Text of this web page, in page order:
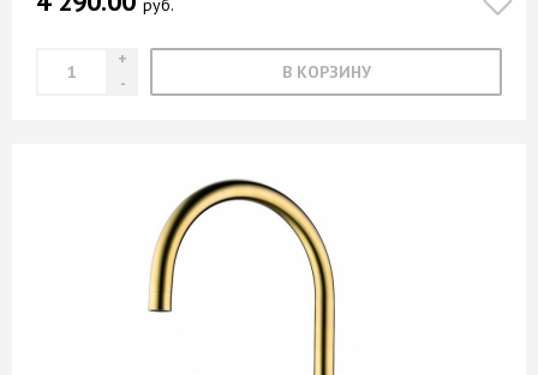
руб.
В КОРЗИНУ